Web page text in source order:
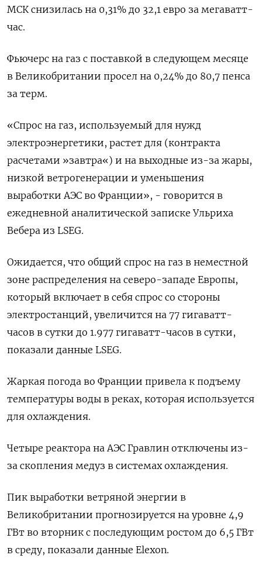
МСК снизилась на 0,31% до 32,1 евро за мегаватт-
час.
Фьючерс на газ с поставкой в следующем месяце
в Великобритании просел на 0,24% до 80,7 пенса
за терм.
«Спрос на газ, используемый для нужд
электроэнергетики, растет для (контракта
расчетами »завтра«) и на выходные из-за жары,
низкой ветрогенерации и уменьшения
выработки АЭС во Франции», - говорится в
ежедневной аналитической записке Ульриха
Вебера из LSEG.
Ожидается, что общий спрос на газ в неместной
зоне распределения на северо-западе Европы,
который включает в себя спрос со стороны
электростанций, увеличится на 77 гигаватт-
часов в сутки до 1.977 гигаватт-часов в сутки,
показали данные LSEG.
Жаркая погода во Франции привела к подъему
температуры воды в реках, которая используется
для охлаждения.
Четыре реактора на АЭС Гравлин отключены из-
за скопления медуз в системах охлаждения.
Пик выработки ветряной энергии в
Великобритании прогнозируется на уровне 4,9
ГВт во вторник с последующим ростом до 6,5 ГВт
в среду, показали данные Elexon.